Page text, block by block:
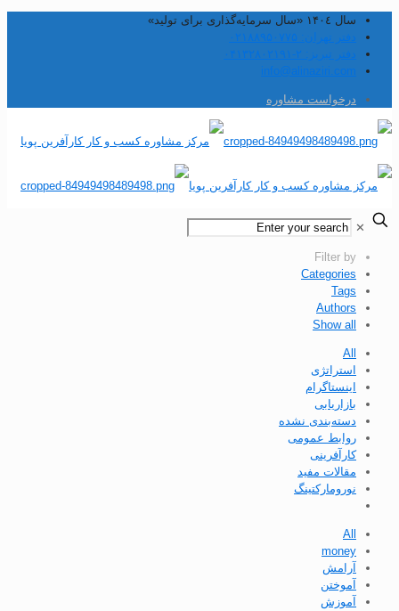
سال ۱۴۰٤ «سال سرمایه‌گذاری برای تولید»
دفتر تهران: ۰۲۱۸۸۹۵۰۷۷۵
دفتر تبریز: ۲-۰۴۱۳۲۸۰۲۱۹۱
info@alinaziri.com
درخواست مشاوره
✕
Filter by
Categories
Tags
Authors
Show all
All
استراتژی
اینستاگرام
بازاریابی
دسته‌بندی نشده
روابط عمومی
کارآفرینی
مقالات مفید
نورومارکتینگ
All
money
آرامش
آموختن
آموزش